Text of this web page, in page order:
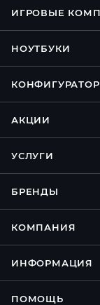
ИГРОВЫЕ
НОУТБУКИ
АКЦИИ
УСЛУГИ
БРЕНДЫ
КОМПАНИЯ
ИНФОРМАЦИЯ
ПОМОЩЬ